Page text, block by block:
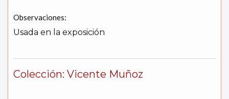
Observaciones:
Usada en la exposición
Colección: Vicente Muñoz